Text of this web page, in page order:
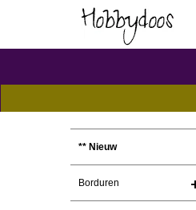
** Nieuw
Borduren